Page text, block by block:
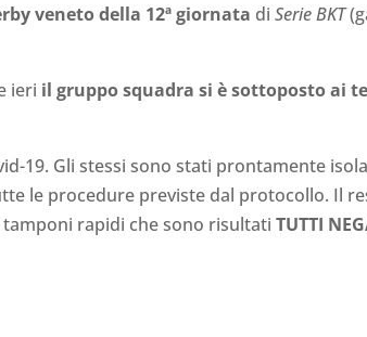
veneto della 12ª giornata di Serie BKT
ieri il gruppo squadra si è sottoposto ai
19. Gli stessi sono stati prontamente
le procedure previste dal protocollo. Il
rapidi che sono risultati TUTTI